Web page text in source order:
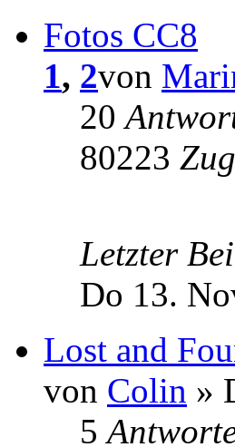
Fotos CC8
1, 2von
20
80223
Letzter
Do 13.
Lost and
von Colin »
5